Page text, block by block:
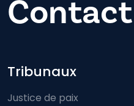
Contact
Footer-
Tribunaux
Justice de paix